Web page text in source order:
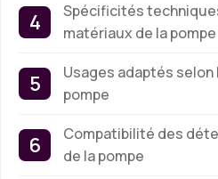
Spécificités
matériaux de la pompe
Usages adaptés
pompe
Compatibilité des
de la pompe